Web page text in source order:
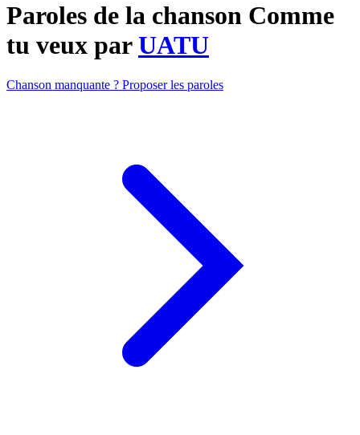
Paroles de la chanson Comme
tu veux parUATU
Chanson manquante ? Proposer les paroles